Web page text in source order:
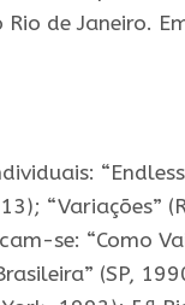
Rio de Janeiro.
“Variações”
se: “Como
(SP,